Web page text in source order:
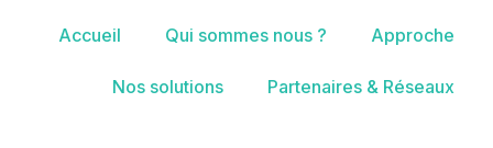
Accueil Qui sommes nous ? Approche
Nos solutions Partenaires & Réseaux